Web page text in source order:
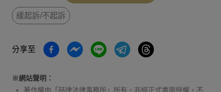
緩起訴/不起訴
分享至
※網站聲明：
著作權由「喆律法律事務所」所有，非經正式書面授權，不